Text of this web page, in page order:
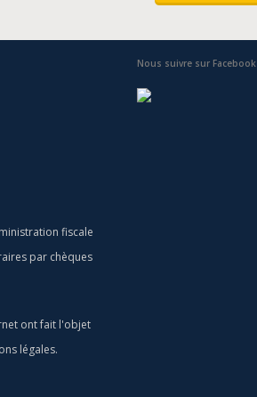
fiscale
par chèques
ont fait l'objet
légales.
Nous suivre sur Facebook